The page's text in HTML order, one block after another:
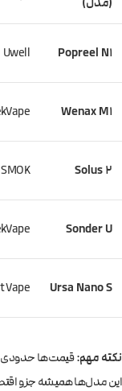
Popreel N1
Uwell
Wenax M1
Solus 2
SMOK
Sonder U
Ursa Nano S
Vape
نکته مهم: قیمت‌ها حدودی
این مدل‌ها همیشه جزو